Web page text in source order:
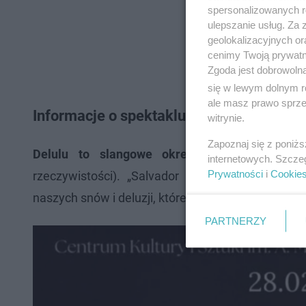
Informacje o spektaklu
Delulu to slangowe określenie,
rzeczywistości). „Salvador Delulu” jest więc
naszych snów i deluzji, które przerodziły się w
spersonalizowanych
ulepszanie usług.
geolokalizacyjnych
cenimy Twoją
Zgoda jest
się w lewym dolnym
ale masz prawo
witrynie.
Zapoznaj się z
internetowych.
Prywatności i Cookies
PARTNERZY